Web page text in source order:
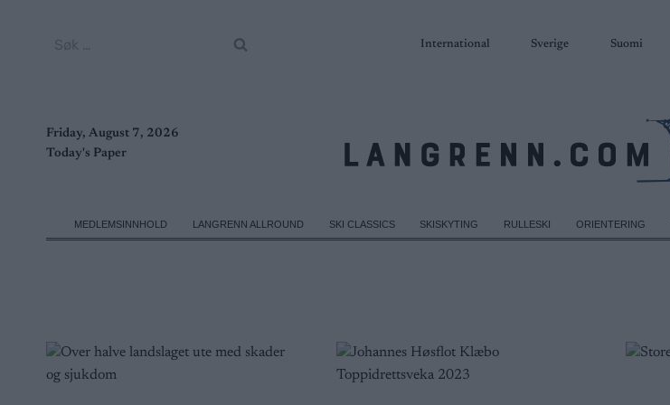
International Sverige Suomi
Friday, August 7, 2026
Today's Paper
MEDLEMSINNHOLD LANGRENN ALLROUND SKI CLASSICS SKISKYTING RULLESKI ORIENTERING